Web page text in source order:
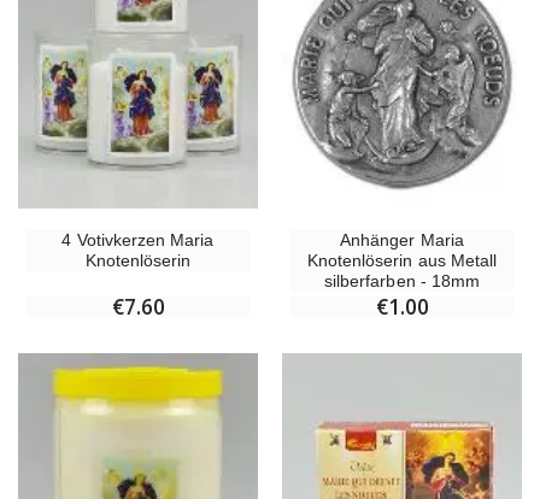
4 Votivkerzen Maria
Knotenlöserin
€7.60
Anhänger Maria
Knotenlöserin aus Metall
silberfarben - 18mm
€1.00